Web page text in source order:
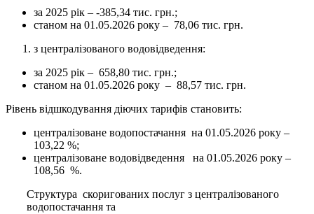
за 2025 рік – -385,34 тис. грн.;
станом на 01.05.2026 року – 78,06 тис. грн.
з централізованого водовідведення:
за 2025 рік – 658,80 тис. грн.;
станом на 01.05.2026 року – 88,57 тис. грн.
Рівень відшкодування діючих тарифів становить:
централізоване водопостачання на 01.05.2026 року –
103,22 %;
централізоване водовідведення на 01.05.2026 року –
108,56 %.
Структура скоригованих послуг з централізованого
водопостачання та